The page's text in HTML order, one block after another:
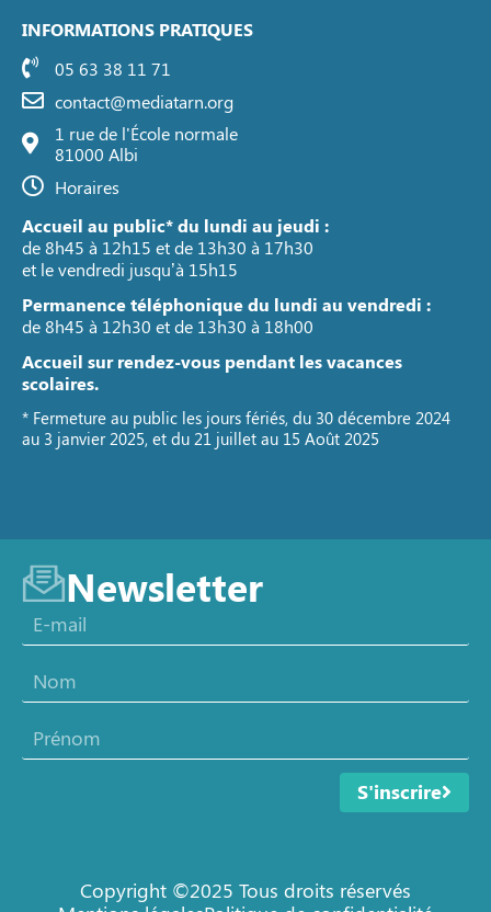
INFORMATIONS PRATIQUES
05 63 38 11 71
contact@mediatarn.org
1 rue de l'École normale
81000 Albi
Horaires
Accueil au public* du lundi au jeudi :
de 8h45 à 12h15 et de 13h30 à 17h30
et le vendredi jusqu’à 15h15
Permanence téléphonique du lundi au vendredi :
de 8h45 à 12h30 et de 13h30 à 18h00
Accueil sur rendez-vous pendant les vacances
scolaires.
* Fermeture au public les jours fériés, du 30 décembre 2024
au 3 janvier 2025, et du 21 juillet au 15 Août 2025
Newsletter
S'inscrire
Copyright ©2025 Tous droits réservés